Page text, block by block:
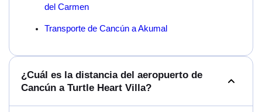
del Carmen
Transporte de Cancún a Akumal
¿Cuál es la distancia del aeropuerto de
Cancún a Turtle Heart Villa?